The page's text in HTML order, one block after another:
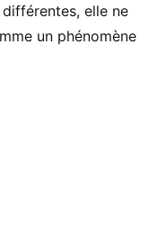
elle ne
un phénomène